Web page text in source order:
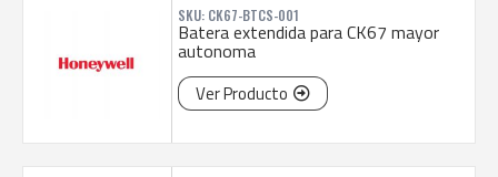
SKU: CK67-BTCS-001
Batera extendida para CK67 mayor
autonoma
Ver Producto